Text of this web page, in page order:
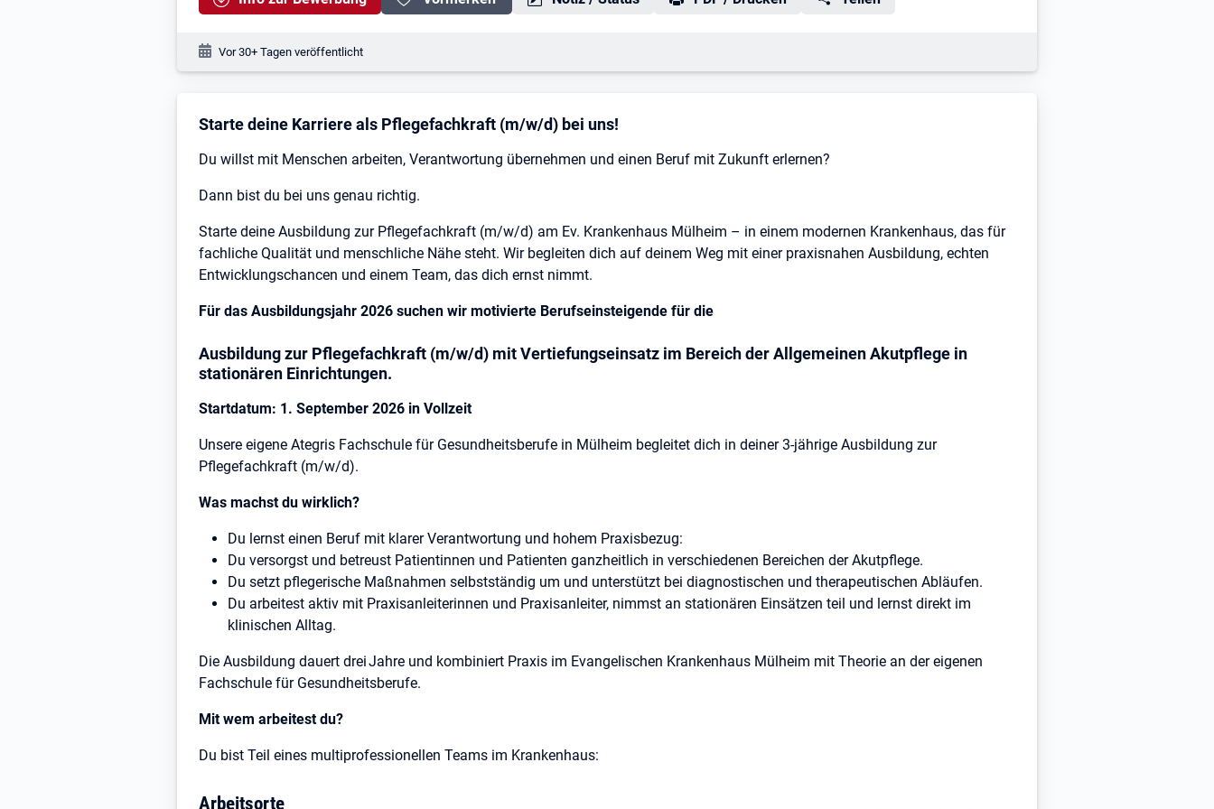
Veröffentlichungsdatum:
Vor 30+ Tagen veröffentlicht
Stellenbeschreibung
Starte deine Karriere als Pflegefachkraft (m/w/d) bei uns!
Du willst mit Menschen arbeiten, Verantwortung übernehmen und einen Beruf mit Zukunft erlernen?
Dann bist du bei uns genau richtig.
Starte deine Ausbildung zur Pflegefachkraft (m/w/d) am Ev. Krankenhaus Mülheim – in einem modernen Krankenhaus, das für
fachliche Qualität und menschliche Nähe steht. Wir begleiten dich auf deinem Weg mit einer praxisnahen Ausbildung, echten
Entwicklungschancen und einem Team, das dich ernst nimmt.
Für das Ausbildungsjahr 2026 suchen wir motivierte Berufseinsteigende für die
Ausbildung zur Pflegefachkraft (m/w/d) mit Vertiefungseinsatz im Bereich der Allgemeinen Akutpflege in
stationären Einrichtungen.
Startdatum: 1. September 2026 in Vollzeit
Unsere eigene Ategris Fachschule für Gesundheitsberufe in Mülheim begleitet dich in deiner 3-jährige Ausbildung zur
Pflegefachkraft (m/w/d).
Was machst du wirklich?
Du lernst einen Beruf mit klarer Verantwortung und hohem Praxisbezug:
Du versorgst und betreust Patientinnen und Patienten ganzheitlich in verschiedenen Bereichen der Akutpflege.
Du setzt pflegerische Maßnahmen selbstständig um und unterstützt bei diagnostischen und therapeutischen Abläufen.
Du arbeitest aktiv mit Praxisanleiterinnen und Praxisanleiter, nimmst an stationären Einsätzen teil und lernst direkt im
klinischen Alltag.
Die Ausbildung dauert drei Jahre und kombiniert Praxis im Evangelischen Krankenhaus Mülheim mit Theorie an der eigenen
Fachschule für Gesundheitsberufe.
Mit wem arbeitest du?
Du bist Teil eines multiprofessionellen Teams im Krankenhaus:
Arbeitsorte